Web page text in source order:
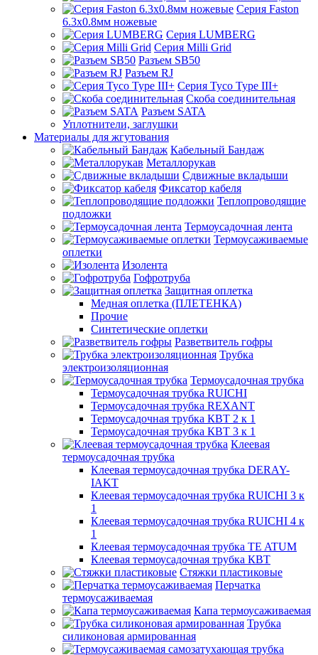
Серия Faston
6.3х0.8мм ножевые
Серия LUMBERG
Серия Milli Grid
Разъем SB50
Разъем RJ
Серия Tyco Type III+
Скоба соединительная
Разъем SATA
Уплотнители, заглушки
Материалы для жгутования
Кабельный Бандаж
Металлорукав
Сдвижные вкладыши
Фиксатор кабеля
Теплопроводящие
подложки
Термоусадочная лента
Термоусаживаемые
оплетки
Изолента
Гофротруба
Защитная оплетка
Медная оплетка (ПЛЕТЕНКА)
Прочие
Синтетические оплетки
Разветвитель гофры
Трубка
электроизоляционная
Термоусадочная трубка
Термоусадочная трубка RUICHI
Термоусадочная трубка REXANT
Термоусадочная трубка КВТ 2 к 1
Термоусадочная трубка КВТ 3 к 1
Клеевая
термоусадочная трубка
Клеевая термоусадочная трубка DERAY-
IAKT
Клеевая термоусадочная трубка RUICHI 3 к
1
Клеевая термоусадочная трубка RUICHI 4 к
1
Клеевая термоусадочная трубка TE ATUM
Клеевая термоусадочная трубка КВТ
Стяжки пластиковые
Перчатка
термоусаживаемая
Капа термоусаживаемая
Трубка
силиконовая армированная